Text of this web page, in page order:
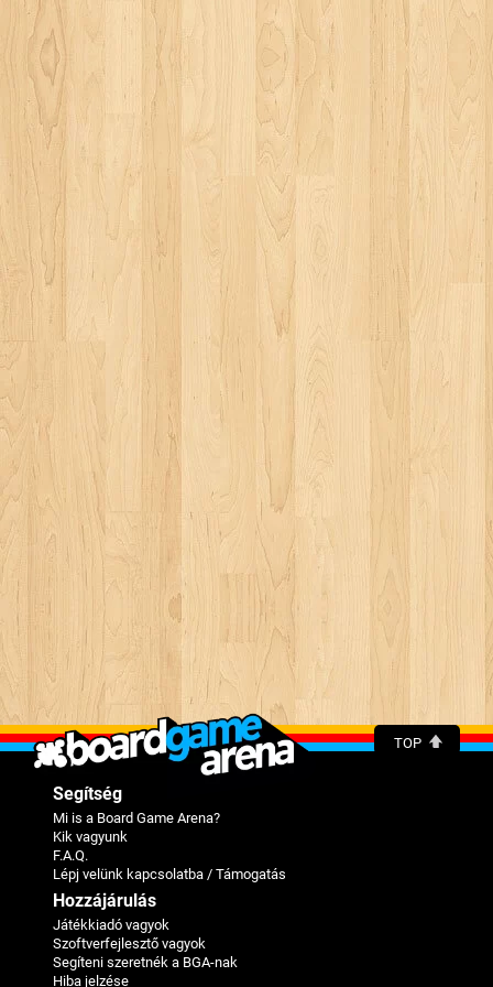
TOP
Segítség
Mi is a Board Game Arena?
Kik vagyunk
F.A.Q.
Lépj velünk kapcsolatba / Támogatás
Hozzájárulás
Játékkiadó vagyok
Szoftverfejlesztő vagyok
Segíteni szeretnék a BGA-nak
Hiba jelzése